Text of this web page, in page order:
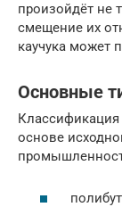
произойдёт не
смещение их
каучука может
Основные
Классификация
основе